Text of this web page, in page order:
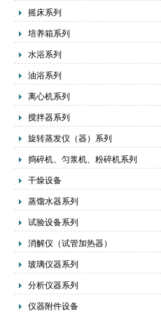
摇床系列
培养箱系列
水浴系列
油浴系列
离心机系列
搅拌器系列
旋转蒸发仪（器）系列
捣碎机、匀浆机、粉碎机系列
干燥设备
蒸馏水器系列
试验设备系列
消解仪（试管加热器）
玻璃仪器系列
分析仪器系列
仪器附件设备